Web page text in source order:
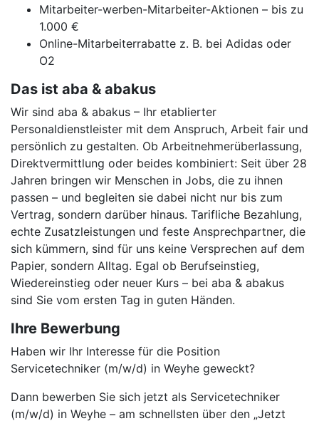
Mitarbeiter-werben-Mitarbeiter-Aktionen – bis zu
1.000 €
Online-Mitarbeiterrabatte z. B. bei Adidas oder
O2
Das ist aba & abakus
Wir sind aba & abakus – Ihr etablierter
Personaldienstleister mit dem Anspruch, Arbeit fair und
persönlich zu gestalten. Ob Arbeitnehmerüberlassung,
Direktvermittlung oder beides kombiniert: Seit über 28
Jahren bringen wir Menschen in Jobs, die zu ihnen
passen – und begleiten sie dabei nicht nur bis zum
Vertrag, sondern darüber hinaus. Tarifliche Bezahlung,
echte Zusatzleistungen und feste Ansprechpartner, die
sich kümmern, sind für uns keine Versprechen auf dem
Papier, sondern Alltag. Egal ob Berufseinstieg,
Wiedereinstieg oder neuer Kurs – bei aba & abakus
sind Sie vom ersten Tag in guten Händen.
Ihre Bewerbung
Haben wir Ihr Interesse für die Position
Servicetechniker (m/w/d) in Weyhe geweckt?
Dann bewerben Sie sich jetzt als Servicetechniker
(m/w/d) in Weyhe – am schnellsten über den „Jetzt